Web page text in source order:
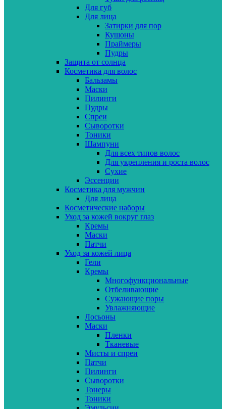
Для губ
Для лица
Затирки для пор
Кушоны
Праймеры
Пудры
Защита от солнца
Косметика для волос
Бальзамы
Маски
Пилинги
Пудры
Спреи
Сыворотки
Тоники
Шампуни
Для всех типов волос
Для укрепления и роста волос
Сухие
Эссенции
Косметика для мужчин
Для лица
Косметические наборы
Уход за кожей вокруг глаз
Кремы
Маски
Патчи
Уход за кожей лица
Гели
Кремы
Многофункциональные
Отбеливающие
Сужающие поры
Увлажняющие
Лосьоны
Маски
Пленки
Тканевые
Мисты и спреи
Патчи
Пилинги
Сыворотки
Тонеры
Тоники